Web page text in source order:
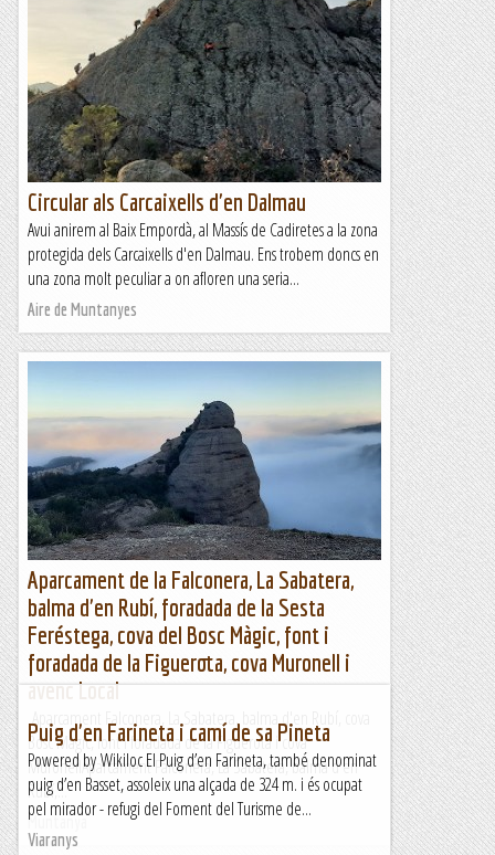
Circular als Carcaixells d'en Dalmau
Avui anirem al Baix Empordà, al Massís de Cadiretes a la zona
protegida dels Carcaixells d'en Dalmau. Ens trobem doncs en
una zona molt peculiar a on afloren una seria...
Aire de Muntanyes
Aparcament de la Falconera, La Sabatera,
balma d'en Rubí, foradada de la Sesta
Feréstega, cova del Bosc Màgic, font i
foradada de la Figuerota, cova Muronell i
avenc Local
Aparcament Falconera, La Sabatera, balma d'en Rubí, cova
Bosc Màgic, font i foradada de la Figuerota i cova
MuronellAparcament Falconera, La Sabatera, balma d'en
Rubí,...
Muntanya
Puig d'en Farineta i camí de sa Pineta
Powered by Wikiloc El Puig d’en Farineta, també denominat
puig d’en Basset, assoleix una alçada de 324 m. i és ocupat
pel mirador - refugi del Foment del Turisme de...
Viaranys